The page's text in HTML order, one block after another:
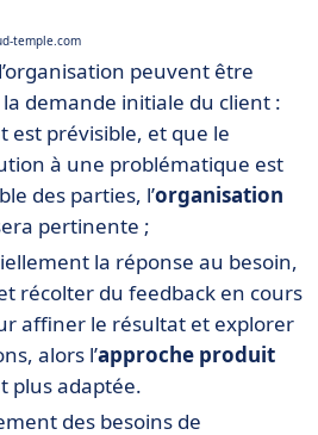
temple.com
peuvent être
demande initiale du client :
est prévisible, et que le
à une problématique est
des parties, l’organisation
pertinente ;
la réponse au besoin,
récolter du feedback en cours
affiner le résultat et explorer
alors l’approche produit
plus adaptée.
des besoins de